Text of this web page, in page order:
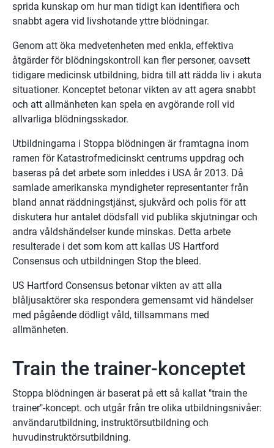
sprida kunskap om hur man tidigt kan identifiera och
snabbt agera vid livshotande yttre blödningar.
Genom att öka medvetenheten med enkla, effektiva
åtgärder för blödningskontroll kan fler personer, oavsett
tidigare medicinsk utbildning, bidra till att rädda liv i akuta
situationer. Konceptet betonar vikten av att agera snabbt
och att allmänheten kan spela en avgörande roll vid
allvarliga blödningsskador.
Utbildningarna i Stoppa blödningen är framtagna inom
ramen för Katastrofmedicinskt centrums uppdrag och
baseras på det arbete som inleddes i USA år 2013. Då
samlade amerikanska myndigheter representanter från
bland annat räddningstjänst, sjukvård och polis för att
diskutera hur antalet dödsfall vid publika skjutningar och
andra våldshändelser kunde minskas. Detta arbete
resulterade i det som kom att kallas US Hartford
Consensus och utbildningen Stop the bleed.
US Hartford Consensus betonar vikten av att alla
blåljusaktörer ska respondera gemensamt vid händelser
med pågående dödligt våld, tillsammans med
allmänheten.
Train the trainer-konceptet
Stoppa blödningen är baserat på ett så kallat "train the
trainer"-koncept. och utgår från tre olika utbildningsnivåer:
användarutbildning, instruktörsutbildning och
huvudinstruktörsutbildning.